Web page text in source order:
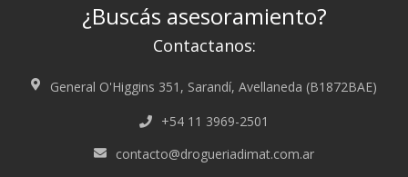
¿Buscás asesoramiento?
Contactanos:
General O'Higgins 351, Sarandí, Avellaneda (B1872BAE)
+54 11 3969-2501
contacto@drogueriadimat.com.ar